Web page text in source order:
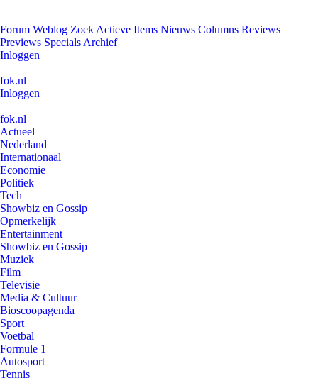
Forum Weblog Zoek Actieve Items Nieuws Columns Reviews
Previews Specials Archief
Inloggen
fok.nl
Inloggen
fok.nl
Actueel
Nederland
Internationaal
Economie
Politiek
Tech
Showbiz en Gossip
Opmerkelijk
Entertainment
Showbiz en Gossip
Muziek
Film
Televisie
Media & Cultuur
Bioscoopagenda
Sport
Voetbal
Formule 1
Autosport
Tennis